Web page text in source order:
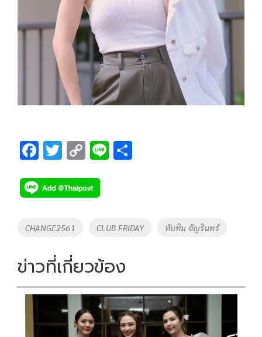
F
e
b
o
k
T
tt
er
C
p
y
Li
k
Li
Tags
CHANGE2561 CLUB FRIDAY ทับทิม อัญรินทร์
ข่าวที่เกี่ยวข้อง